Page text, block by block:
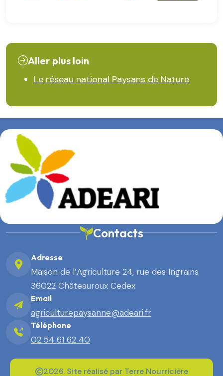
Aller plus loin
Le réseau national Paysans de Nature
Contacts
Adresse
Maison de l’Agriculture 24, rue des Ingrains
36022 Châteauroux Cedex
Email
agriculturepaysanne@adeari.fr
Téléphone
02 54 61 62 40
2026. Site réalisé par Terre Nourricière